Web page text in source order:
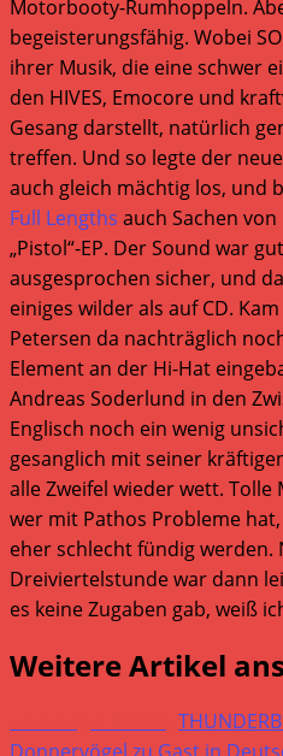
Motorbooty-Rumhoppeln.
begeisterungsfähig. Wobei
ihrer Musik, die eine schwer
den HIVES, Emocore und
Gesang darstellt, natürlich
treffen. Und so legte der
auch gleich mächtig los, und
Full Lengths auch Sachen
„Pistol“-EP. Der Sound war
ausgesprochen sicher, und
einiges wilder als auf CD.
Petersen da nachträglich
Element an der Hi-Hat
Andreas Soderlund in den
Englisch noch ein wenig
gesanglich mit seiner
alle Zweifel wieder wett. Tolle
wer mit Pathos Probleme
eher schlecht fündig werden.
Dreiviertelstunde war dann
es keine Zugaben gab, weiß
Weitere Artikel